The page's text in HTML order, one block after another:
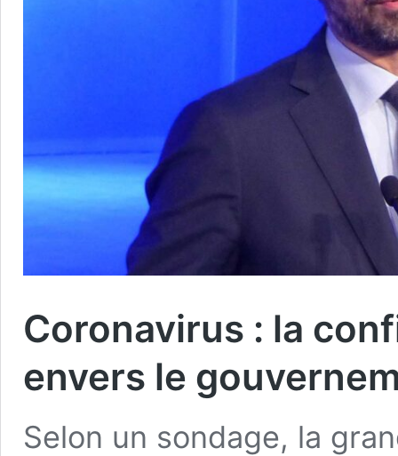
Coronavirus : la
envers le
Selon un sondage, la